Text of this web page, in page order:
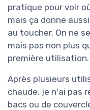
pratique pour voir
mais ça donne
au toucher. On ne
mais pas non plus
première utilisation.
Après plusieurs
chaude, je n'ai pas
bacs ou de